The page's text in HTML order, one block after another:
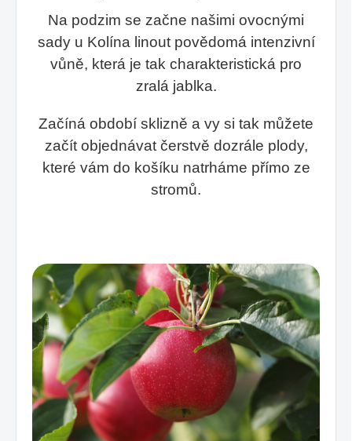
Na podzim se začne našimi ovocnými
sady u Kolína linout povědomá intenzivní
vůně, která je tak charakteristická pro
zralá jablka.
Začíná období sklizně a vy si tak můžete
začít objednávat čerstvě dozrále plody,
které vám do košíku natrháme přímo ze
stromů.